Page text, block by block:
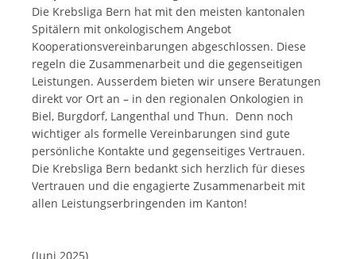
Die Krebsliga Bern hat mit den meisten kantonalen
Spitälern mit onkologischem Angebot
Kooperationsvereinbarungen abgeschlossen. Diese
regeln die Zusammenarbeit und die gegenseitigen
Leistungen. Ausserdem bieten wir unsere Beratungen
direkt vor Ort an – in den regionalen Onkologien in
Biel, Burgdorf, Langenthal und Thun. Denn noch
wichtiger als formelle Vereinbarungen sind gute
persönliche Kontakte und gegenseitiges Vertrauen.
Die Krebsliga Bern bedankt sich herzlich für dieses
Vertrauen und die engagierte Zusammenarbeit mit
allen Leistungserbringenden im Kanton!
(Juni 2025)